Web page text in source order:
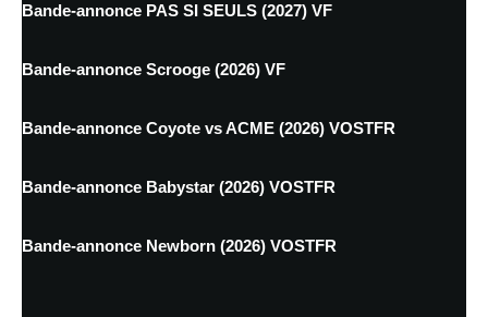
Bande-annonce PAS SI SEULS (2027) VF
Bande-annonce Scrooge (2026) VF
Bande-annonce Coyote vs ACME (2026) VOSTFR
Bande-annonce Babystar (2026) VOSTFR
Bande-annonce Newborn (2026) VOSTFR